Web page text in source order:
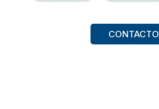
CONTACTO